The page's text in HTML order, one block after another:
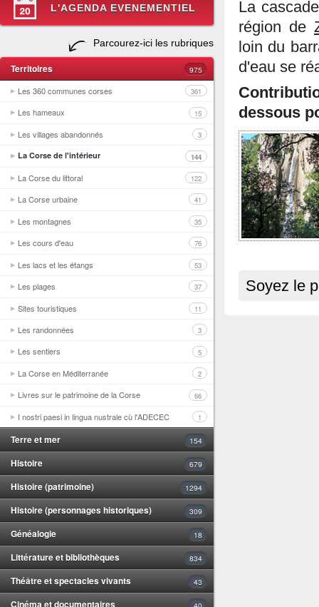
L'AGENDA EVENEMENTIEL
Parcourez-ici les rubriques
Territoires 975
Les 360 communes corses 361
Les hameaux 15
Les villages abandonnés 3
La Corse de l'intérieur 144
La Corse du littoral 122
La Corse urbaine 41
Les montagnes 35
Les cours d'eau 76
Les lacs et les étangs 53
Les plages 37
Sites touristiques 11
Les randonnées 3
Les sentiers 5
La Corse en Méditerranée 2
Livres sur le patrimoine de la Corse 66
I nostri paesi in lingua nustrale cù l'ADECEC 1
Terre et mer 154
Histoire 679
Histoire (patrimoine) 1294
Histoire (personnages historiques) 309
Généalogie 18
Littérature et bibliothèques 834
Théâtre et spectacles vivants 43
Cinéma et documentaires
La
région de
loin du
d'eau se
dessous
Soyez le